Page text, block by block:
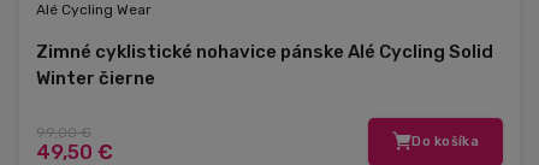
Alé Cycling Wear
Zimné cyklistické nohavice pánske Alé Cycling Solid
Winter čierne
99,00 €
49,50 € Do košíka